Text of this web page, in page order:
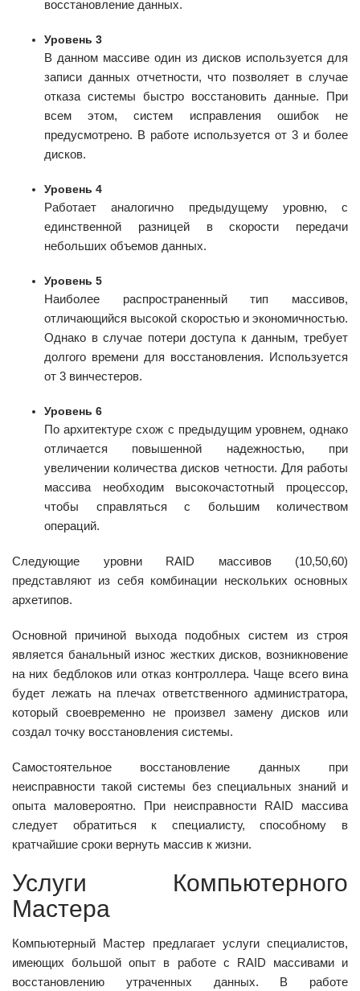
восстановление данных.
Уровень 3
В данном массиве один из дисков используется для
записи данных отчетности, что позволяет в случае
отказа системы быстро восстановить данные. При
всем этом, систем исправления ошибок не
предусмотрено. В работе используется от 3 и более
дисков.
Уровень 4
Работает аналогично предыдущему уровню, с
единственной разницей в скорости передачи
небольших объемов данных.
Уровень 5
Наиболее распространенный тип массивов,
отличающийся высокой скоростью и экономичностью.
Однако в случае потери доступа к данным, требует
долгого времени для восстановления. Используется
от 3 винчестеров.
Уровень 6
По архитектуре схож с предыдущим уровнем, однако
отличается повышенной надежностью, при
увеличении количества дисков четности. Для работы
массива необходим высокочастотный процессор,
чтобы справляться с большим количеством
операций.
Следующие уровни RAID массивов (10,50,60)
представляют из себя комбинации нескольких основных
архетипов.
Основной причиной выхода подобных систем из строя
является банальный износ жестких дисков, возникновение
на них бедблоков или отказ контроллера. Чаще всего вина
будет лежать на плечах ответственного администратора,
который своевременно не произвел замену дисков или
создал точку восстановления системы.
Самостоятельное восстановление данных при
неисправности такой системы без специальных знаний и
опыта маловероятно. При неисправности RAID массива
следует обратиться к специалисту, способному в
кратчайшие сроки вернуть массив к жизни.
Услуги Компьютерного
Мастера
Компьютерный Мастер предлагает услуги специалистов,
имеющих большой опыт в работе с RAID массивами и
восстановлению утраченных данных. В работе